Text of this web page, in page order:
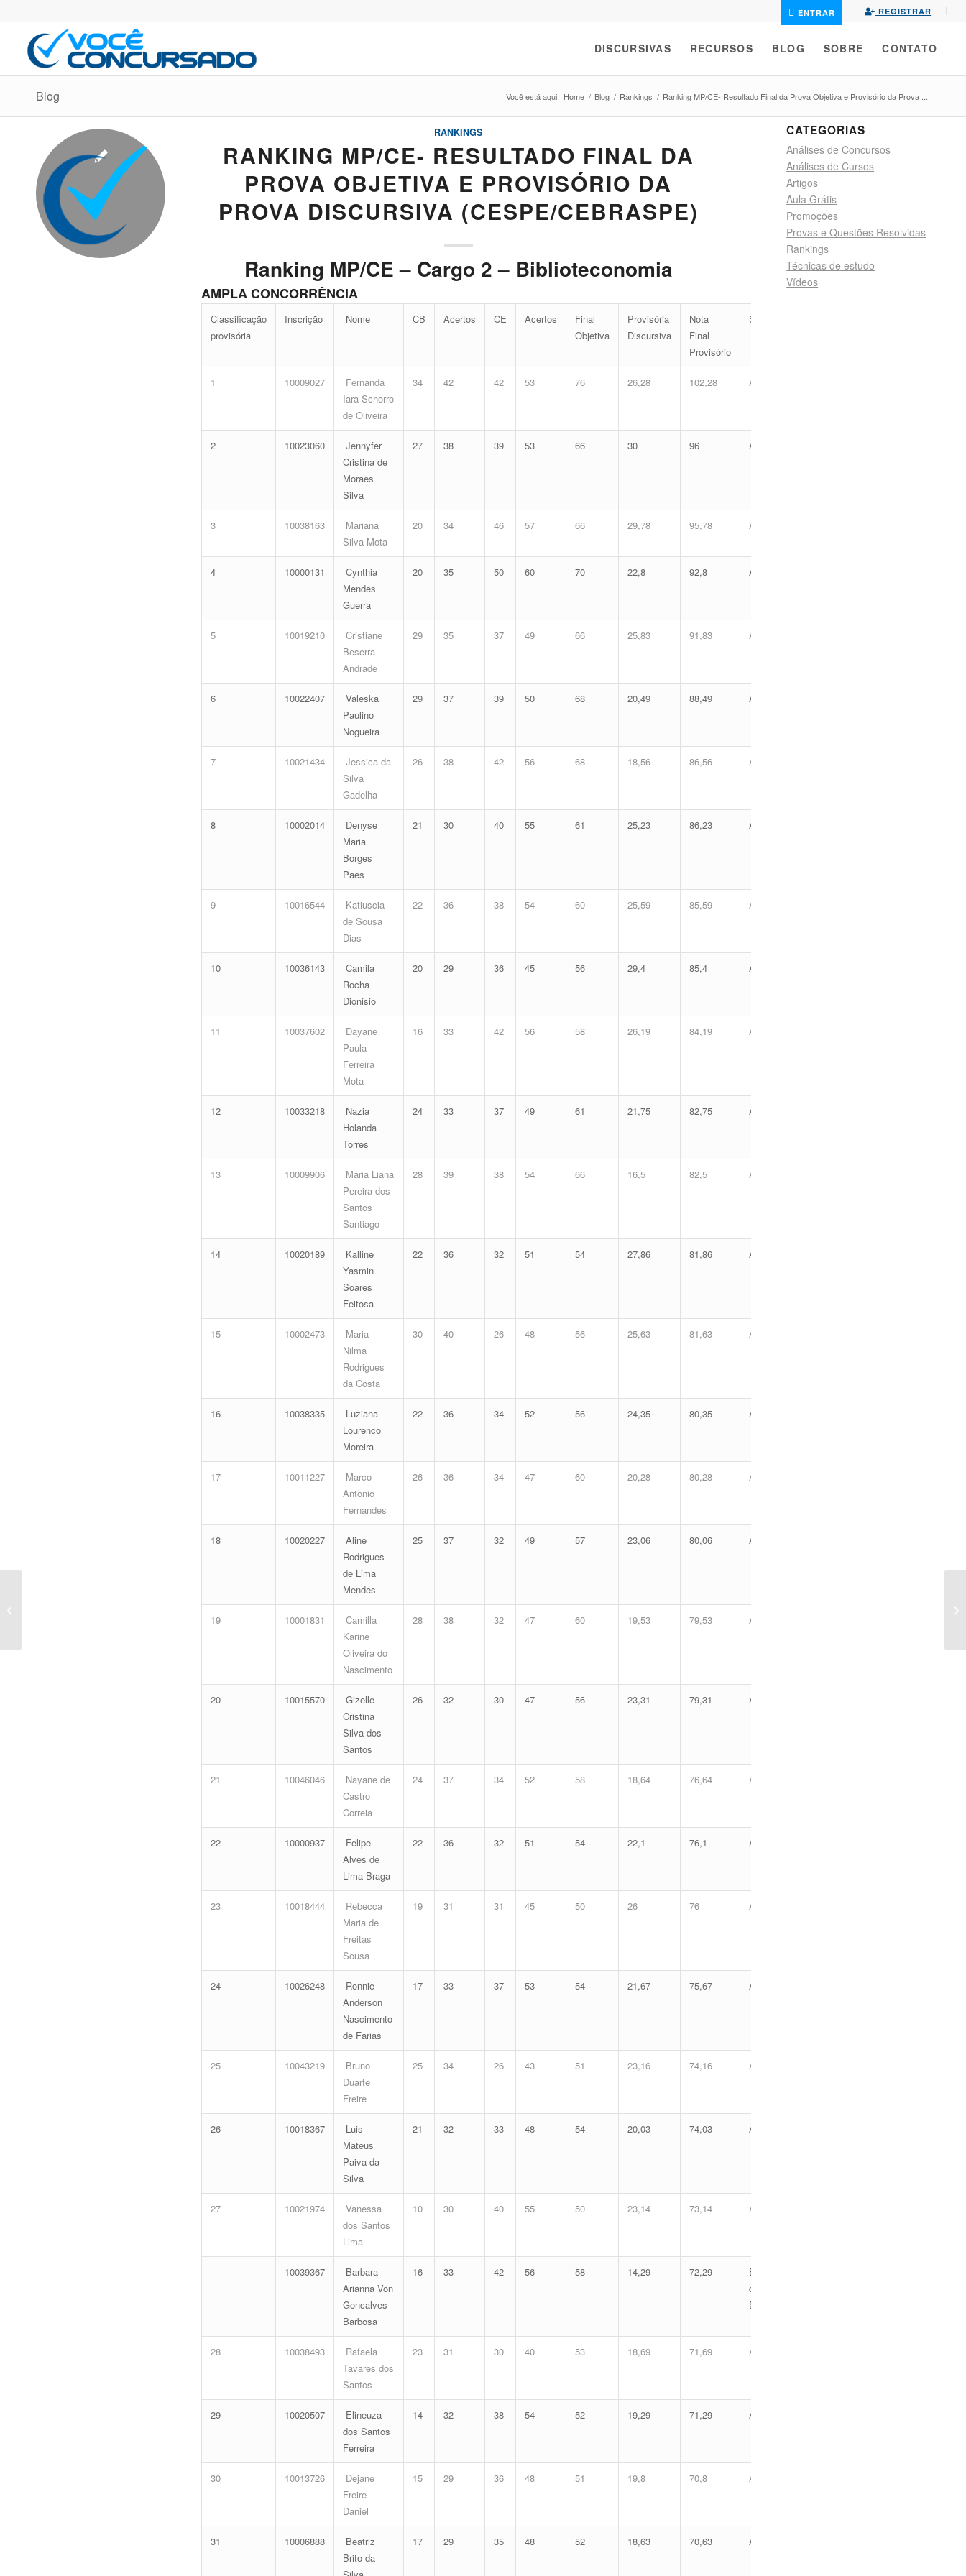
ENTRAR REGISTRAR
DISCURSIVAS RECURSOS BLOG SOBRE CONTATO
Blog Você está aqui: Home / Blog / Rankings / Ranking MP/CE- Resultado Final da Prova Objetiva e Provisório da Prova ...
RANKINGS
RANKING MP/CE- RESULTADO FINAL DA
PROVA OBJETIVA E PROVISÓRIO DA
PROVA DISCURSIVA (CESPE/CEBRASPE)
Ranking MP/CE – Cargo 2 – Biblioteconomia
AMPLA CONCORRÊNCIA
Classificação
provisória
Inscrição Nome CB Acertos CE Acertos
Final
Objetiva
Provisória
Discursiva
Nota
Final
Provisório
Situação
1 10009027
Fernanda
Iara Schorro
de Oliveira
34 42 42 53 76 26,28 102,28 Aprovado
2 10023060
Jennyfer
Cristina de
Moraes
Silva
27 38 39 53 66 30 96 Aprovado
3 10038163
Mariana
Silva Mota
20 34 46 57 66 29,78 95,78 Aprovado
4 10000131
Cynthia
Mendes
Guerra
20 35 50 60 70 22,8 92,8 Aprovado
5 10019210
Cristiane
Beserra
Andrade
29 35 37 49 66 25,83 91,83 Aprovado
6 10022407
Valeska
Paulino
Nogueira
29 37 39 50 68 20,49 88,49 Aprovado
7 10021434
Jessica da
Silva
Gadelha
26 38 42 56 68 18,56 86,56 Aprovado
8 10002014
Denyse
Maria
Borges
Paes
21 30 40 55 61 25,23 86,23 Aprovado
9 10016544
Katiuscia
de Sousa
Dias
22 36 38 54 60 25,59 85,59 Aprovado
10 10036143
Camila
Rocha
Dionisio
20 29 36 45 56 29,4 85,4 Aprovado
11 10037602
Dayane
Paula
Ferreira
Mota
16 33 42 56 58 26,19 84,19 Aprovado
12 10033218
Nazia
Holanda
Torres
24 33 37 49 61 21,75 82,75 Aprovado
13 10009906
Maria Liana
Pereira dos
Santos
Santiago
28 39 38 54 66 16,5 82,5 Aprovado
14 10020189
Kalline
Yasmin
Soares
Feitosa
22 36 32 51 54 27,86 81,86 Aprovado
15 10002473
Maria
Nilma
Rodrigues
da Costa
30 40 26 48 56 25,63 81,63 Aprovado
16 10038335
Luziana
Lourenco
Moreira
22 36 34 52 56 24,35 80,35 Aprovado
17 10011227
Marco
Antonio
Fernandes
26 36 34 47 60 20,28 80,28 Aprovado
18 10020227
Aline
Rodrigues
de Lima
Mendes
25 37 32 49 57 23,06 80,06 Aprovado
19 10001831
Camilla
Karine
Oliveira do
Nascimento
28 38 32 47 60 19,53 79,53 Aprovado
20 10015570
Gizelle
Cristina
Silva dos
Santos
26 32 30 47 56 23,31 79,31 Aprovado
21 10046046
Nayane de
Castro
Correia
24 37 34 52 58 18,64 76,64 Aprovado
22 10000937
Felipe
Alves de
Lima Braga
22 36 32 51 54 22,1 76,1 Aprovado
23 10018444
Rebecca
Maria de
Freitas
Sousa
19 31 31 45 50 26 76 Aprovado
24 10026248
Ronnie
Anderson
Nascimento
de Farias
17 33 37 53 54 21,67 75,67 Aprovado
25 10043219
Bruno
Duarte
Freire
25 34 26 43 51 23,16 74,16 Aprovado
26 10018367
Luis
Mateus
Paiva da
Silva
21 32 33 48 54 20,03 74,03 Aprovado
27 10021974
Vanessa
dos Santos
Lima
10 30 40 55 50 23,14 73,14 Aprovado
– 10039367
Barbara
Arianna Von
Goncalves
Barbosa
16 33 42 56 58 14,29 72,29
Eliminado
da
Discursiva
28 10038493
Rafaela
Tavares dos
Santos
23 31 30 40 53 18,69 71,69 Aprovado
29 10020507
Elineuza
dos Santos
Ferreira
14 32 38 54 52 19,29 71,29 Aprovado
30 10013726
Dejane
Freire
Daniel
15 29 36 48 51 19,8 70,8 Aprovado
31 10006888
Beatriz
Brito da
17 29 35 48 52 18,63 70,63 Aprovado
CATEGORIAS
Análises de Concursos
Análises de Cursos
Artigos
Aula Grátis
Promoções
Provas e Questões Resolvidas
Rankings
Técnicas de estudo
Vídeos